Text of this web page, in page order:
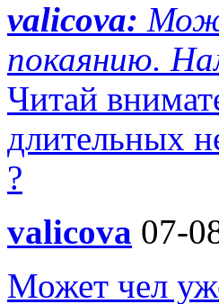
valicova:
покаянию.
Читай
длительных
?
valicova 07-
Может чел